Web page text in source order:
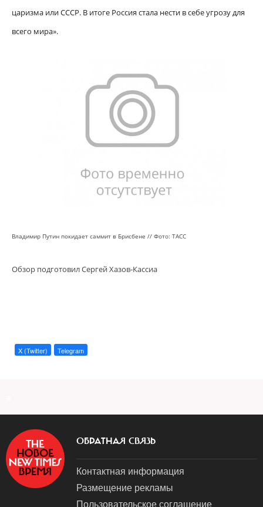
царизма или СССР. В итоге Россия стала нести в себе угрозу для
всего мира».
Владимир Путин покидает саммит в Брисбене // Фото: ТАСС
Обзор подготовил Сергей Хазов-Кассиа
X (Twitter) Telegram
ОБРАТНАЯ СВЯЗЬ
Контактная информация
Размещение рекламы
Пользовательское соглашение